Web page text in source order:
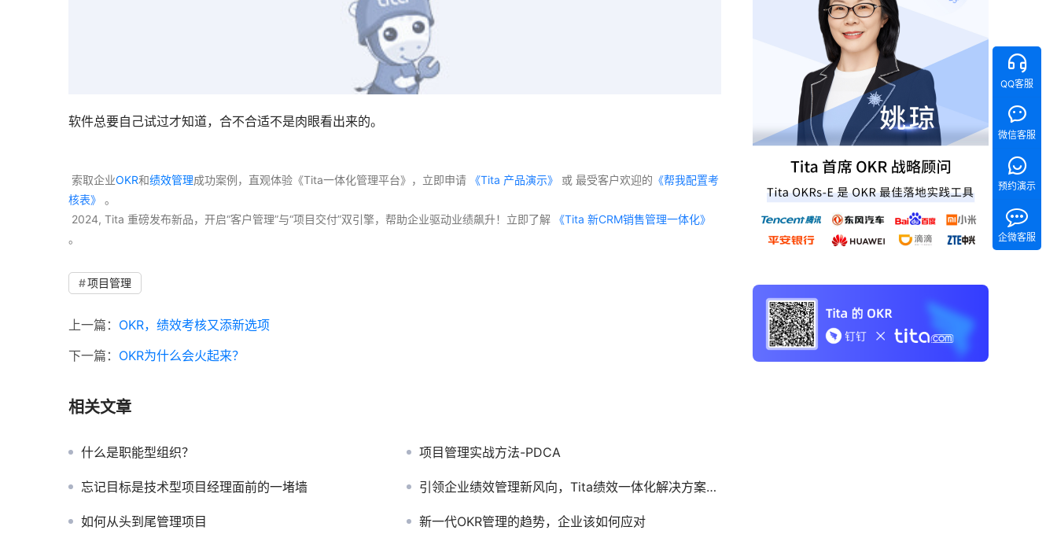
软件总要自己试过才知道，合不合适不是肉眼看出来的。
索取企业OKR和绩效管理成功案例，直观体验《Tita一体化管理平台》，立即申请 《Tita 产品演示》 或 最受客户欢迎的 《帮我配置考
核表》
。
2024, Tita 重磅发布新品，开启“客户管理”与“项目交付”双引擎，帮助企业驱动业绩飙升！立即了解
。
项目管理
上一篇： OKR，绩效考核又添新选项
下一篇： OKR为什么会火起来？
相关文章
什么是职能型组织？ 项目管理实战方法-PDCA
忘记目标是技术型项目经理面前的一堵墙 引领企业绩效管理新风向，Tita绩效一体化解决方案探秘
如何从头到尾管理项目 新一代OKR管理的趋势，企业该如何应对
QQ客服
微信客服
预约演示
企微客服